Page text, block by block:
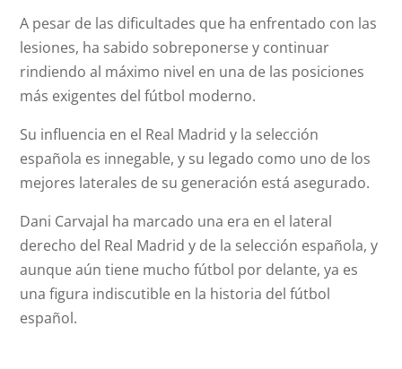
A pesar de las dificultades que ha enfrentado con las
lesiones, ha sabido sobreponerse y continuar
rindiendo al máximo nivel en una de las posiciones
más exigentes del fútbol moderno.
Su influencia en el Real Madrid y la selección
española es innegable, y su legado como uno de los
mejores laterales de su generación está asegurado.
Dani Carvajal ha marcado una era en el lateral
derecho del Real Madrid y de la selección española, y
aunque aún tiene mucho fútbol por delante, ya es
una figura indiscutible en la historia del fútbol
español.